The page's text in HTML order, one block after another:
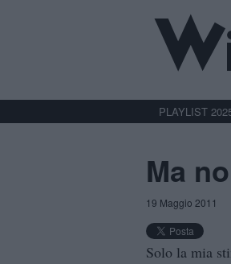
PLAYLIST
Ma
19 Maggio 2011
Solo la mia